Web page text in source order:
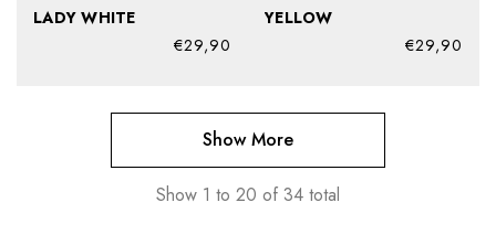
LADY WHITE
€29,90
YELLOW
€29,90
Show More
Show 1 to 20 of 34 total